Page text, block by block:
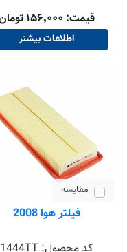
قیمت: ۱۵۶٬۰۰۰ تومان
اطلاعات بیشتر
مقایسه
فیلتر هوا 2008